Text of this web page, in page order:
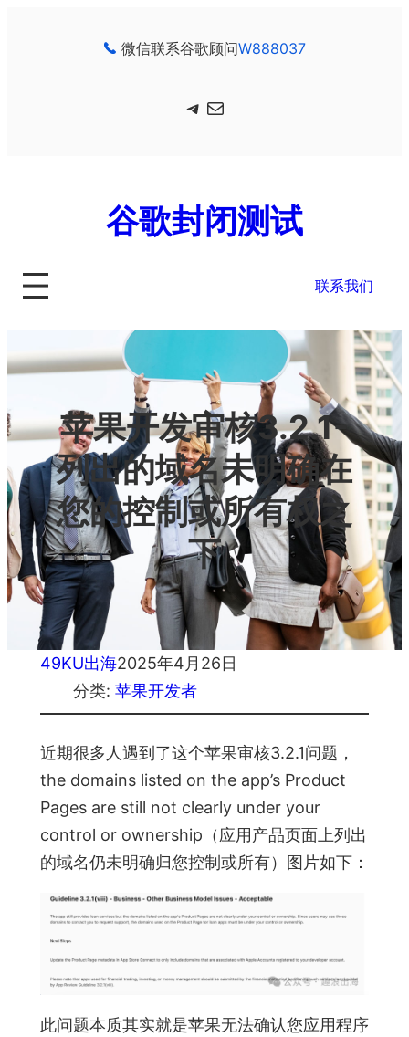
微信联系谷歌顾问W888037
Telegram 电子邮件
谷歌封闭测试
联系我们
苹果开发审核3.2.1-
列出的域名未明确在
您的控制或所有权之
下
49KU出海2025年4月26日
分类: 苹果开发者
近期很多人遇到了这个苹果审核3.2.1问题，
the domains listed on the app’s Product
Pages are still not clearly under your
control or ownership（应用产品页面上列出
的域名仍未明确归您控制或所有）图片如下：
此问题本质其实就是苹果无法确认您应用程序